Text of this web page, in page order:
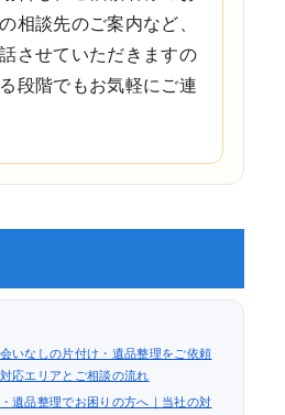
相談先のご案内など、
させていただきますの
段階でもお気軽にご連
いなしの片付け・遺品整理をご依頼
応エリアとご相談の流れ
遺品整理でお困りの方へ｜当社の対